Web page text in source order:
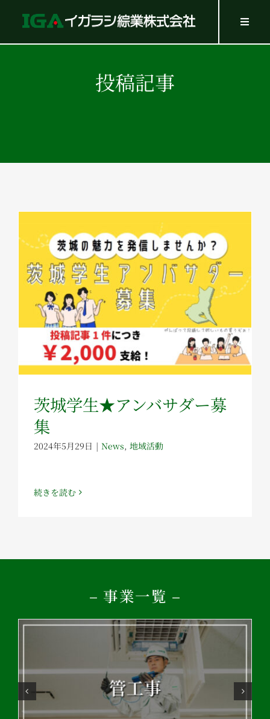
content
Toggle
HOME
Contact
投稿記事
茨城学生★アンバサダー募
集
2024年5月29日 | News, 地域活動
続きを読む
– 事業一覧 –